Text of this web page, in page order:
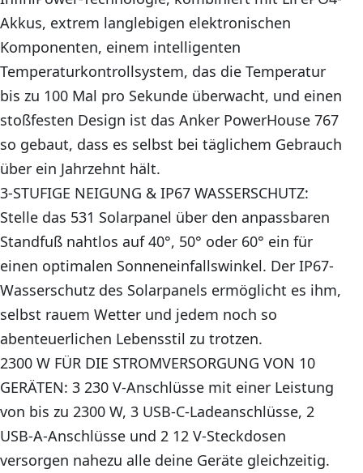
Akkus, extrem langlebigen elektronischen
Komponenten, einem intelligenten
Temperaturkontrollsystem, das die Temperatur
bis zu 100 Mal pro Sekunde überwacht, und einen
stoßfesten Design ist das Anker PowerHouse 767
so gebaut, dass es selbst bei täglichem Gebrauch
über ein Jahrzehnt hält.
3-STUFIGE NEIGUNG & IP67 WASSERSCHUTZ:
Stelle das 531 Solarpanel über den anpassbaren
Standfuß nahtlos auf 40°, 50° oder 60° ein für
einen optimalen Sonneneinfallswinkel. Der IP67-
Wasserschutz des Solarpanels ermöglicht es ihm,
selbst rauem Wetter und jedem noch so
abenteuerlichen Lebensstil zu trotzen.
2300 W FÜR DIE STROMVERSORGUNG VON 10
GERÄTEN: 3 230 V-Anschlüsse mit einer Leistung
von bis zu 2300 W, 3 USB-C-Ladeanschlüsse, 2
USB-A-Anschlüsse und 2 12 V-Steckdosen
versorgen nahezu alle deine Geräte gleichzeitig.